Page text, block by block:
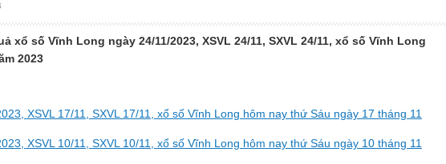
xổ số Vĩnh Long ngày 24/11/2023, XSVL 24/11, SXVL 24/11, xổ số Vĩnh Long
2023
XSVL 17/11, SXVL 17/11, xổ số Vĩnh Long hôm nay thứ Sáu ngày 17 tháng 11
XSVL 10/11, SXVL 10/11, xổ số Vĩnh Long hôm nay thứ Sáu ngày 10 tháng 11